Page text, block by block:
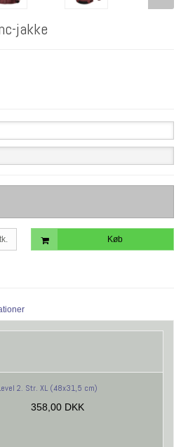
jakke
Køb
2. Str. XL (48x31,5 cm)
358,00 DKK